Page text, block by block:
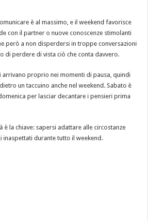
è al massimo, e il weekend favorisce
con il partner o nuove conoscenze stimolanti
però a non disperdersi in troppe conversazioni
di perdere di vista ciò che conta davvero.
arrivano proprio nei momenti di pausa, quindi
un taccuino anche nel weekend. Sabato è
per lasciar decantare i pensieri prima
è la chiave: sapersi adattare alle circostanze
inaspettati durante tutto il weekend.